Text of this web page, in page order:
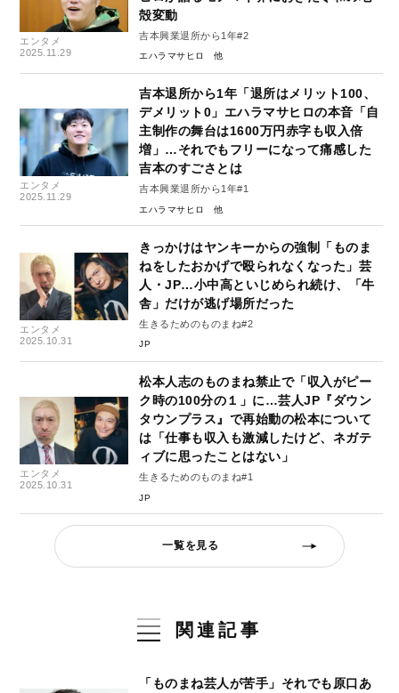
エンタメ
2025.11.29
殻変動
吉本興業退所から1年#2
エハラマサヒロ
エンタメ
2025.11.29
吉本退所から1年「退所はメリット100、
デメリット0」エハラマサヒロの本音「自
主制作の舞台は1600万円赤字も収入倍
増」…それでもフリーになって痛感した
吉本のすごさとは
吉本興業退所から1年#1
エハラマサヒロ
エンタメ
2025.10.31
きっかけはヤンキーからの強制「ものま
ねをしたおかげで殴られなくなった」芸
人・JP…小中高といじめられ続け、「牛
舎」だけが逃げ場所だった
生きるためのものまね#2
JP
エンタメ
2025.10.31
松本人志のものまね禁止で「収入がピー
ク時の100分の１」に…芸人JP『ダウン
タウンプラス』で再始動の松本について
は「仕事も収入も激減したけど、ネガテ
ィブに思ったことはない」
生きるためのものまね#1
JP
一覧を見る
関連記事
「ものまね芸人が苦手」それでも原口あ